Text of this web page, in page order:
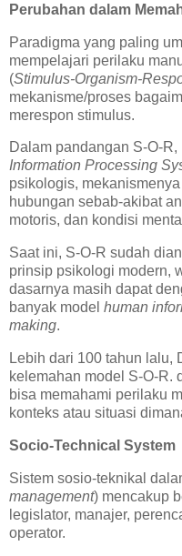
Perubahan dalam
Paradigma yang paling
mempelajari perilaku
(Stimulus-Organism-
mekanisme/proses
merespon stimulus.
Dalam pandangan S-O-
Information Processing
psikologis,
hubungan sebab-akibat
motoris, dan kondisi
Saat ini, S-O-R sudah
prinsip psikologi modern,
dasarnya masih dapat
banyak model human
making.
Lebih dari 100 tahun lalu,
kelemahan model S-O-R.
bisa memahami perilaku
konteks atau situasi
Socio-Technical System
Sistem sosio-teknikal
management) mencakup
legislator, manajer,
operator.